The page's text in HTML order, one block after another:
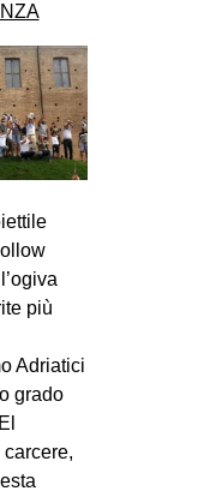
più
Adriatici
grado